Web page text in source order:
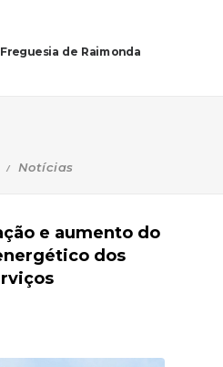
de Raimonda
Notícias
e aumento do
dos